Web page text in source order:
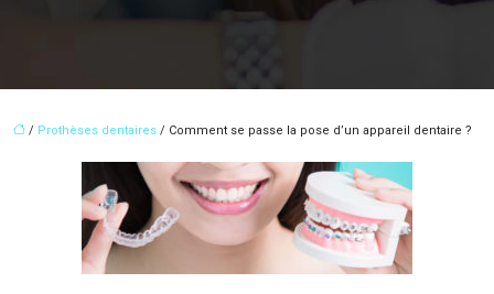
/ Prothèses dentaires / Comment se passe la pose d’un appareil dentaire ?